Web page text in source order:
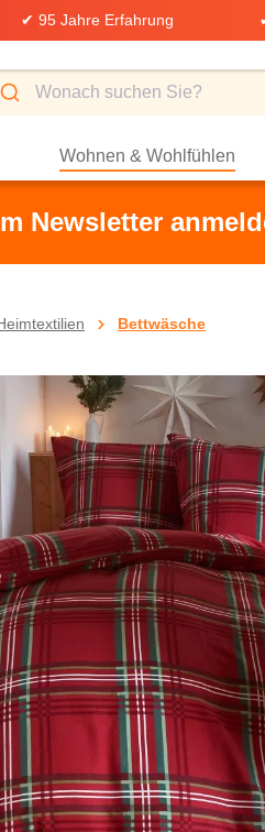
✔ 95 Jahre Erfahrung
Wohnen & Wohlfühlen
Newsletter
Bettwäsche